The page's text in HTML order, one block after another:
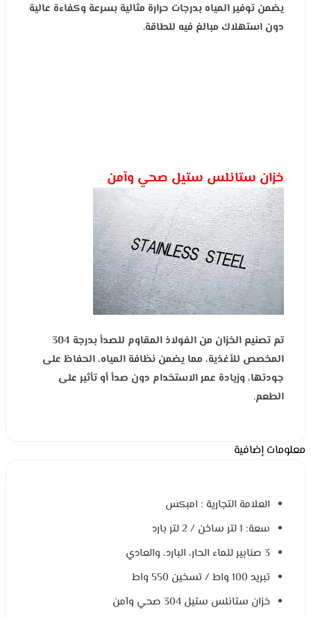
يضمن توفير المياه بدرجات حرارة مثالية بسرعة وكفاءة عالية
دون استهلاك مبالغ فيه للطاقة.
خزان ستانلس ستيل صحي وآمن
تم تصنيع الخزان من الفولاذ المقاوم للصدأ بدرجة 304
المخصص للأغذية، مما يضمن نظافة المياه، الحفاظ على
جودتها، وزيادة عمر الاستخدام دون صدأ أو تأثير على
الطعم.
معلومات إضافية
العلامة التجارية : امبكس
سعة: 1 لتر ساخن / 2 لتر بارد
3 صنابير للماء الحار، البارد، والعادي
تبريد 100 واط / تسخين 550 واط
خزان ستانلس ستيل 304 صحي وآمن